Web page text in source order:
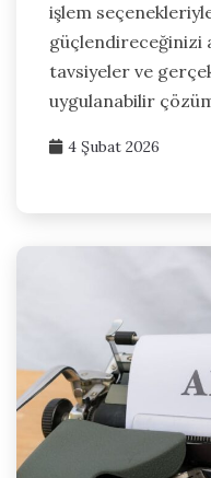
işlem
güçlendireceğinizi
tavsiyeler ve
uygulanabilir
4 Şubat 2026